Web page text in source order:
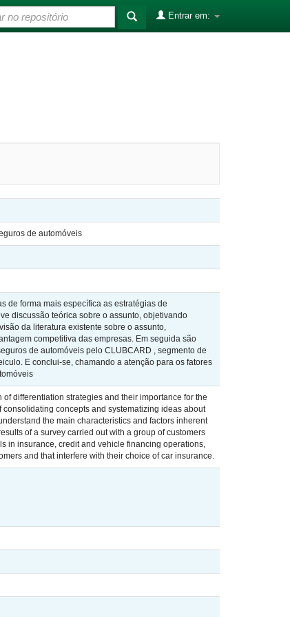
Entrar em:
de automóveis
de forma mais específica as estratégias de
discussão teórica sobre o assunto, objetivando
da literatura existente sobre o assunto,
competitiva das empresas. Em seguida são
de automóveis pelo CLUBCARD , segmento de
E conclui-se, chamando a atenção para os fatores
differentiation strategies and their importance for the
concepts and systematizing ideas about
the main characteristics and factors inherent
of a survey carried out with a group of customers
in insurance, credit and vehicle financing operations,
and that interfere with their choice of car insurance.